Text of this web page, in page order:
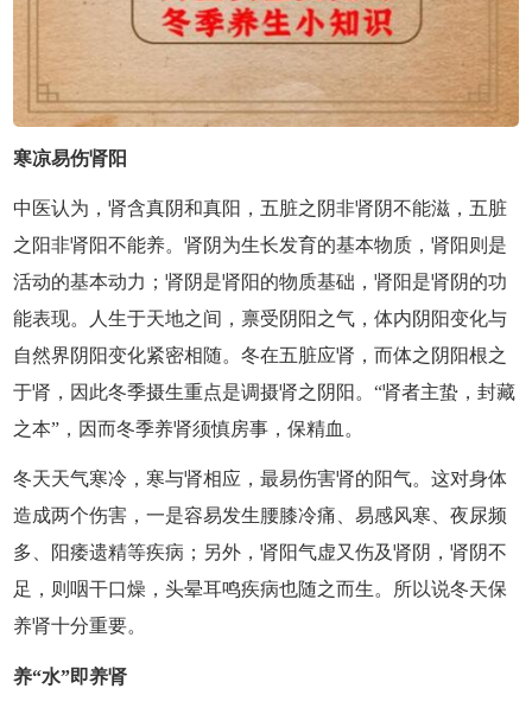
寒凉易伤肾阳
中医认为，肾含真阴和真阳，五脏之阴非肾阴不能滋，五脏
之阳非肾阳不能养。肾阴为生长发育的基本物质，肾阳则是
活动的基本动力；肾阴是肾阳的物质基础，肾阳是肾阴的功
能表现。人生于天地之间，禀受阴阳之气，体内阴阳变化与
自然界阴阳变化紧密相随。冬在五脏应肾，而体之阴阳根之
于肾，因此冬季摄生重点是调摄肾之阴阳。“肾者主蛰，封藏
之本”，因而冬季养肾须慎房事，保精血。
冬天天气寒冷，寒与肾相应，最易伤害肾的阳气。这对身体
造成两个伤害，一是容易发生腰膝冷痛、易感风寒、夜尿频
多、阳痿遗精等疾病；另外，肾阳气虚又伤及肾阴，肾阴不
足，则咽干口燥，头晕耳鸣疾病也随之而生。所以说冬天保
养肾十分重要。
养“水”即养肾